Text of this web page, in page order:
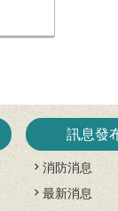
訊息發
消防消息
最新消息